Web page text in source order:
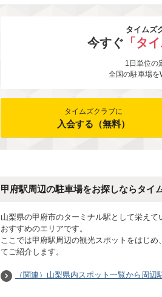
タイムズ
今すぐ 「タ
1日単位の
全国の駐車場を
タイムズクラブに
入会する（無料）
甲府駅周辺の駐車場をお探しならタイ
山梨県の甲府市のターミナル駅として栄え
おすすめのエリアです。
ここでは甲府駅周辺の観光スポットをはじ
てご紹介します。
（関連）山梨県内スポット一覧から周辺